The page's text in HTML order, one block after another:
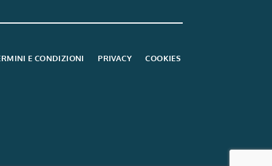
E CONDIZIONI PRIVACY COOKIES